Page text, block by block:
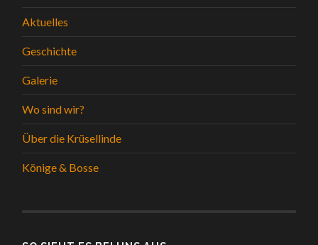
Aktuelles
Geschichte
Galerie
Wo sind wir?
Über die Krüsellinde
Könige & Bosse